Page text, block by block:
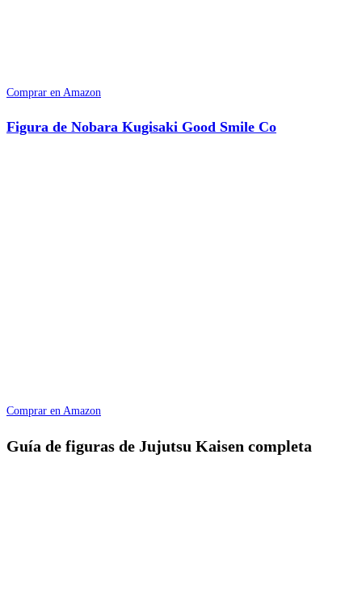
Comprar en Amazon
Figura de Nobara Kugisaki Good Smile Co
Comprar en Amazon
Guía de figuras de Jujutsu Kaisen completa